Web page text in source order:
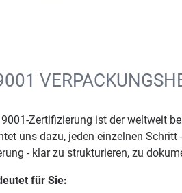
9001-Zertifizierung ist der weltweit
uns dazu, jeden einzelnen
- klar zu strukturieren, zu
für Sie: